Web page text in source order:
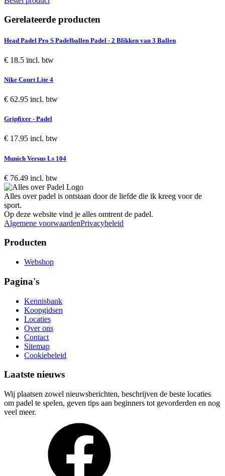
Gerelateerde producten
Head Padel Pro S Padelballen Padel - 2 Blikken van 3 Ballen
€ 18.5 incl. btw
Nike Court Lite 4
€ 62.95 incl. btw
Gripfixer - Padel
€ 17.95 incl. btw
Munich Versus Ls 104
€ 76.49 incl. btw
Alles over padel is ontstaan door de liefde die ik kreeg voor de
sport.
Op deze website vind je alles omtrent de padel.
Algemene voorwaardenPrivacybeleid
Producten
Webshop
Pagina's
Kennisbank
Koopgidsen
Locaties
Over ons
Contact
Sitemap
Cookiebeleid
Laatste nieuws
Wij plaatsen zowel nieuwsberichten, beschrijven de beste locaties
om padel te spelen, geven tips aan beginners tot gevorderden en nog
veel meer.